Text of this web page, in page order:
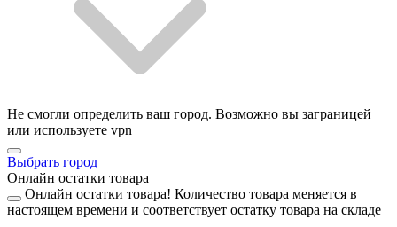
Не смогли определить ваш город. Возможно вы заграницей
или используете vpn
Выбрать город
Онлайн остатки товара
Онлайн остатки товара! Количество товара меняется в
настоящем времени и соответствует остатку товара на складе